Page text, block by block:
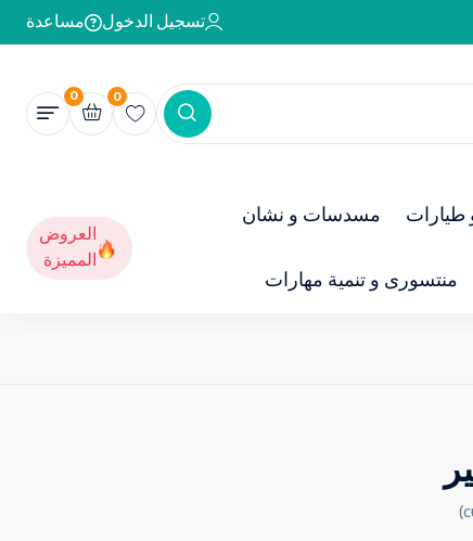
تسجيل الدخول مساعدة
0
0
طيارات مسدسات و نشان
منتسورى و تنمية مهارات
العروض
المميزة